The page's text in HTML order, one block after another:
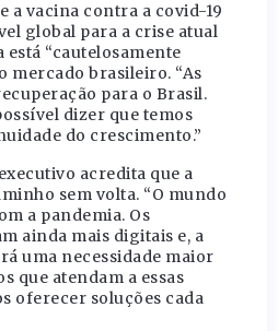
a vacina contra a covid-19
global para a crise atual
está “cautelosamente
mercado brasileiro. “As
para o Brasil.
dizer que temos
do crescimento.”
acredita que a
sem volta. “O mundo
a pandemia. Os
ainda mais digitais e, a
uma necessidade maior
que atendam a essas
oferecer soluções cada